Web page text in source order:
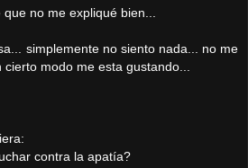
no me expliqué bien...
simplemente no siento nada... no me
modo me esta gustando...
contra la apatía?